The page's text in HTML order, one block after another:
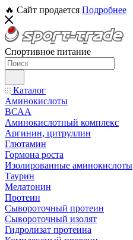
🔥 Сайт продается Подробнее
Спортивное питание
Каталог
Аминокислоты
ВСАА
Аминокислотный комплекс
Аргинин, цитруллин
Глютамин
Гормона роста
Изолированные аминокислоты
Таурин
Мелатонин
Протеин
Сывороточный протеин
Сывороточный изолят
Гидролизат протеина